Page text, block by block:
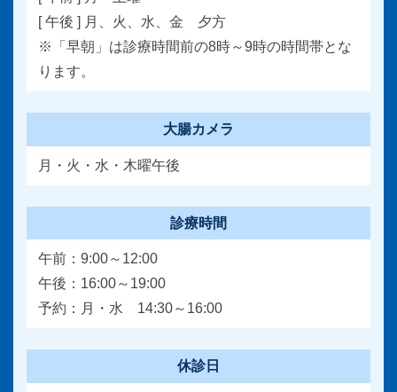
[ 午後 ] 月、火、水、金 夕方
※「早朝」は診療時間前の8時～9時の時間帯とな
ります。
大腸カメラ
月・火・水・木曜午後
診療時間
午前：9:00～12:00
午後：16:00～19:00
予約：月・水 14:30～16:00
休診日